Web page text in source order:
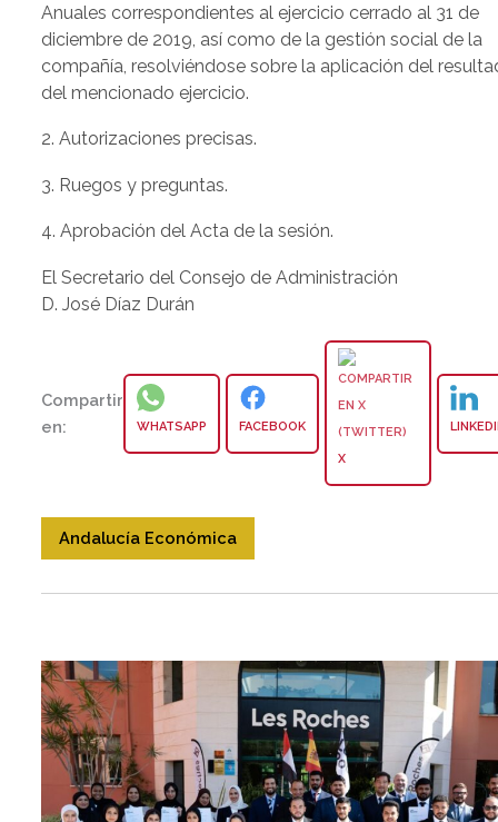
Anuales correspondientes al ejercicio cerrado al 31 de
diciembre de 2019, así como de la gestión social de la
compañía, resolviéndose sobre la aplicación del
del mencionado ejercicio.
2. Autorizaciones precisas.
3. Ruegos y preguntas.
4. Aprobación del Acta de la sesión.
El Secretario del Consejo de Administración
D. José Díaz Durán
Compartir
en:
WHATSAPP FACEBOOK
X
Andalucía Económica